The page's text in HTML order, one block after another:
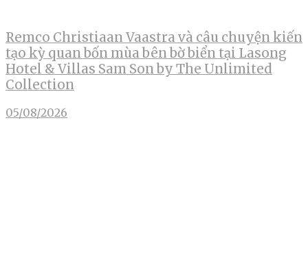
Remco Christiaan Vaastra và câu chuyện kiến
tạo kỳ quan bốn mùa bên bờ biển tại Lasong
Hotel & Villas Sam Son by The Unlimited
Collection
05/08/2026